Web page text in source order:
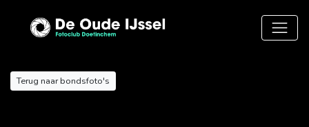
Terug naar bondsfoto's